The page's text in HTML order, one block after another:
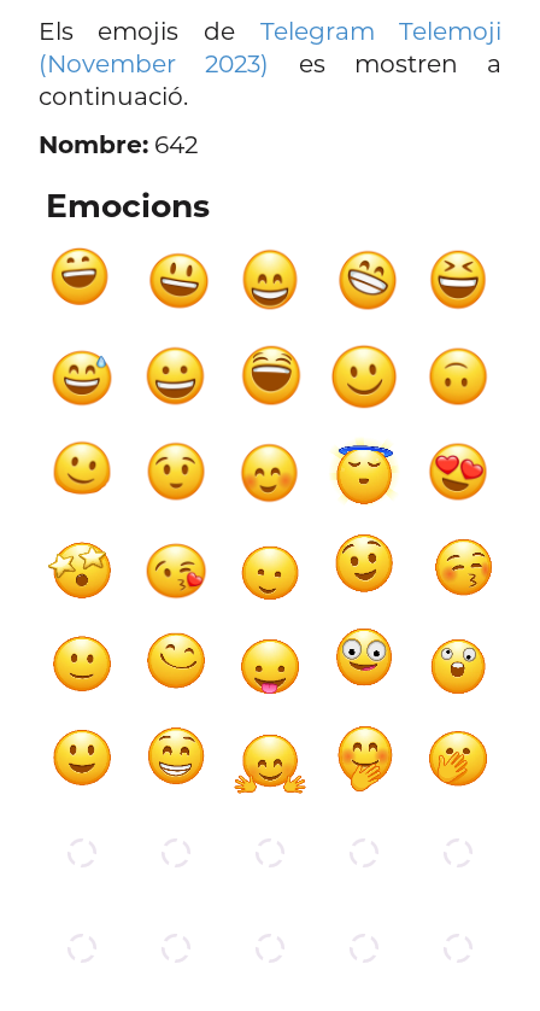
Els emojis de Telegram Telemoji
(November 2023) es mostren a
continuació.
Nombre:642
Emocions